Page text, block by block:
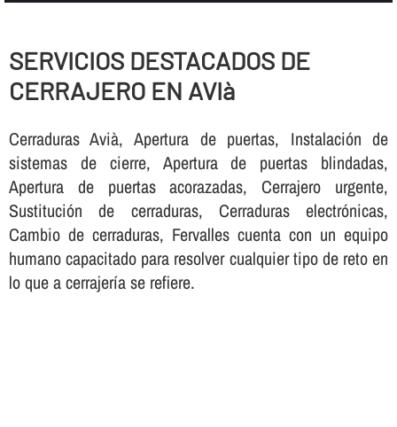
SERVICIOS DESTACADOS DE
CERRAJERO EN AVIà
Cerraduras Avià, Apertura de puertas, Instalación de
sistemas de cierre, Apertura de puertas blindadas,
Apertura de puertas acorazadas, Cerrajero urgente,
Sustitución de cerraduras, Cerraduras electrónicas,
Cambio de cerraduras, Fervalles cuenta con un equipo
humano capacitado para resolver cualquier tipo de reto en
lo que a cerrajerí­a se refiere.